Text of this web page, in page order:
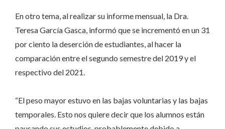
En otro tema, al realizar su informe mensual, la Dra.
Teresa García Gasca, informó que se incrementó en un 31
por ciento la deserción de estudiantes, al hacer la
comparación entre el segundo semestre del 2019 y el
respectivo del 2021.
“El peso mayor estuvo en las bajas voluntarias y las bajas
temporales. Esto nos quiere decir que los alumnos están